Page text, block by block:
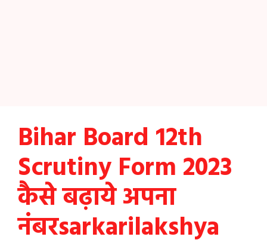
Bihar Board 12th
Scrutiny Form 2023
कैसे बढ़ाये अपना
नंबरsarkarilakshya